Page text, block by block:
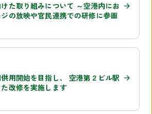
た取り組みについて ～空港内にお
の放映や官民連携での研修に参画
用開始を目指し、 空港第２ビル駅
改修を実施します